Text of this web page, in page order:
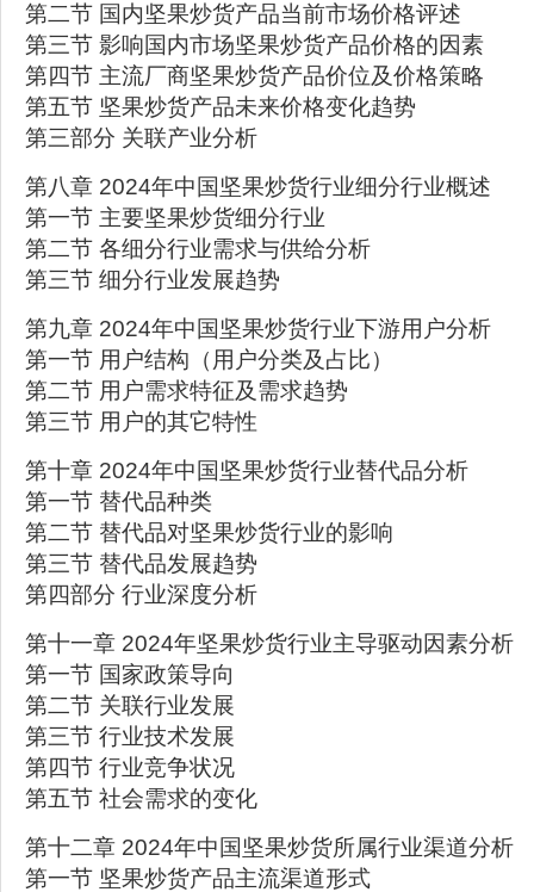
第二节 国内坚果炒货产品当前市场价格评述
第三节 影响国内市场坚果炒货产品价格的因素
第四节 主流厂商坚果炒货产品价位及价格策略
第五节 坚果炒货产品未来价格变化趋势
第三部分 关联产业分析
第八章 2024年中国坚果炒货行业细分行业概述
第一节 主要坚果炒货细分行业
第二节 各细分行业需求与供给分析
第三节 细分行业发展趋势
第九章 2024年中国坚果炒货行业下游用户分析
第一节 用户结构（用户分类及占比）
第二节 用户需求特征及需求趋势
第三节 用户的其它特性
第十章 2024年中国坚果炒货行业替代品分析
第一节 替代品种类
第二节 替代品对坚果炒货行业的影响
第三节 替代品发展趋势
第四部分 行业深度分析
第十一章 2024年坚果炒货行业主导驱动因素分析
第一节 国家政策导向
第二节 关联行业发展
第三节 行业技术发展
第四节 行业竞争状况
第五节 社会需求的变化
第十二章 2024年中国坚果炒货所属行业渠道分析
第一节 坚果炒货产品主流渠道形式